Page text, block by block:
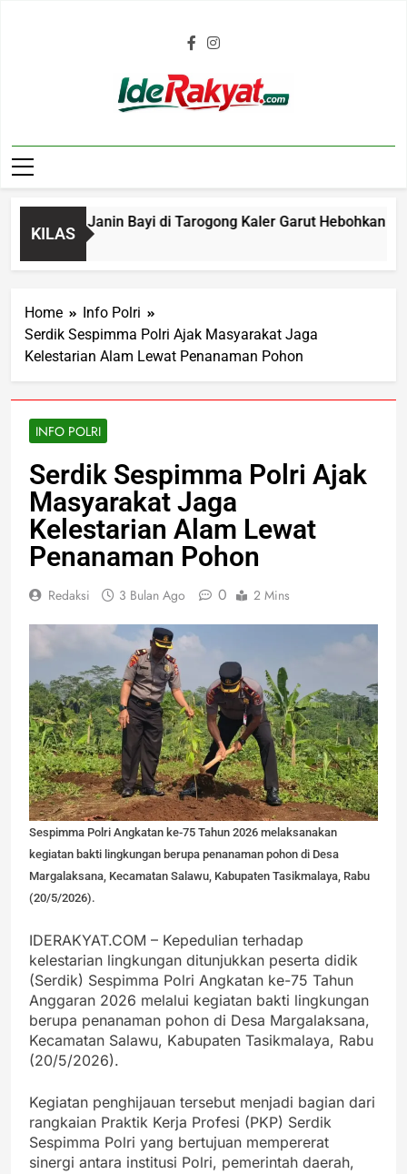
Iderakyat.com
KILAS
Janin Bayi di Tarogong Kaler Garut Hebohkan
Home
Info Polri
Serdik Sespimma Polri Ajak Masyarakat Jaga
Kelestarian Alam Lewat Penanaman Pohon
INFO POLRI
Serdik Sespimma Polri Ajak
Masyarakat Jaga
Kelestarian Alam Lewat
Penanaman Pohon
Redaksi 3 Bulan Ago 0 2 Mins
Sespimma Polri Angkatan ke-75 Tahun 2026 melaksanakan
kegiatan bakti lingkungan berupa penanaman pohon di Desa
Margalaksana, Kecamatan Salawu, Kabupaten Tasikmalaya, Rabu
(20/5/2026).
IDERAKYAT.COM – Kepedulian terhadap
kelestarian lingkungan ditunjukkan peserta didik
(Serdik) Sespimma Polri Angkatan ke-75 Tahun
Anggaran 2026 melalui kegiatan bakti lingkungan
berupa penanaman pohon di Desa Margalaksana,
Kecamatan Salawu, Kabupaten Tasikmalaya, Rabu
(20/5/2026).
Kegiatan penghijauan tersebut menjadi bagian dari
rangkaian Praktik Kerja Profesi (PKP) Serdik
Sespimma Polri yang bertujuan mempererat
sinergi antara institusi Polri, pemerintah daerah,